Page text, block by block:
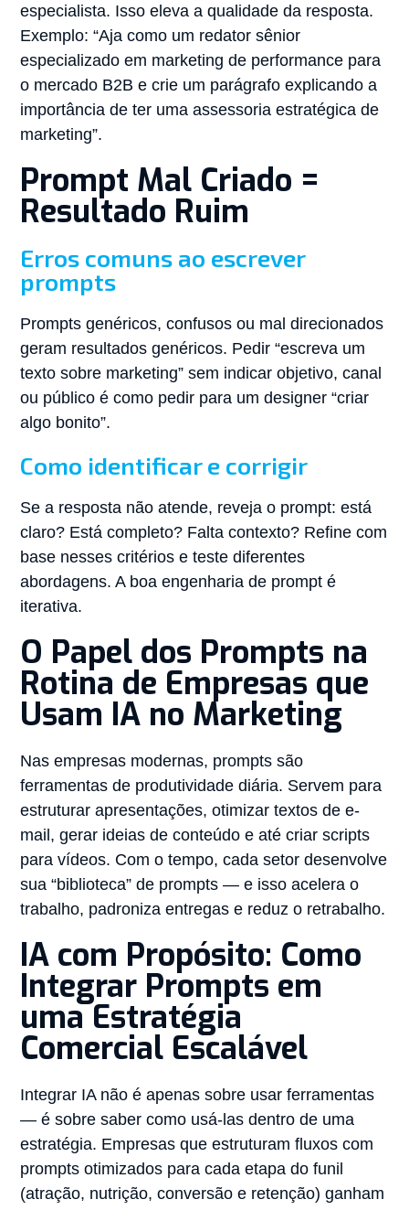
especialista. Isso eleva a qualidade da resposta.
Exemplo: “Aja como um redator sênior
especializado em marketing de performance para
o mercado B2B e crie um parágrafo explicando a
importância de ter uma assessoria estratégica de
marketing”.
Prompt Mal Criado =
Resultado Ruim
Erros comuns ao escrever
prompts
Prompts genéricos, confusos ou mal direcionados
geram resultados genéricos. Pedir “escreva um
texto sobre marketing” sem indicar objetivo, canal
ou público é como pedir para um designer “criar
algo bonito”.
Como identificar e corrigir
Se a resposta não atende, reveja o prompt: está
claro? Está completo? Falta contexto? Refine com
base nesses critérios e teste diferentes
abordagens. A boa engenharia de prompt é
iterativa.
O Papel dos Prompts na
Rotina de Empresas que
Usam IA no Marketing
Nas empresas modernas, prompts são
ferramentas de produtividade diária. Servem para
estruturar apresentações, otimizar textos de e-
mail, gerar ideias de conteúdo e até criar scripts
para vídeos. Com o tempo, cada setor desenvolve
sua “biblioteca” de prompts — e isso acelera o
trabalho, padroniza entregas e reduz o retrabalho.
IA com Propósito: Como
Integrar Prompts em
uma Estratégia
Comercial Escalável
Integrar IA não é apenas sobre usar ferramentas
— é sobre saber como usá-las dentro de uma
estratégia. Empresas que estruturam fluxos com
prompts otimizados para cada etapa do funil
(atração, nutrição, conversão e retenção) ganham